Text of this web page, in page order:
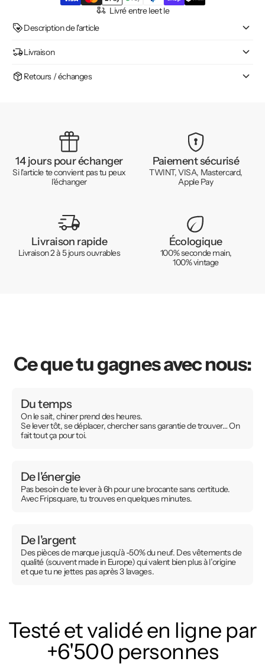
Livré entre leet le
Description de l'article
Livraison
Retours / échanges
14 jours pour échanger
Si l'article te convient pas tu peux
l'échanger
Paiement sécurisé
TWINT, VISA, Mastercard,
Apple Pay
Livraison rapide
Livraison 2 à 5 jours ouvrables
Écologique
100% seconde main,
100% vintage
Ce que tu gagnes avec nous:
Du temps
On le sait, chiner prend des heures.
Se lever tôt, se déplacer, chercher sans garantie de trouver… On
fait tout ça pour toi.
De l'énergie
Pas besoin de te lever à 6h pour une brocante sans certitude.
Avec Fripsquare, tu trouves en quelques minutes.
De l'argent
Des pièces de marque jusqu’à -50% du neuf. Des vêtements de
qualité (souvent made in Europe) qui valent bien plus à l’origine
et que tu ne jettes pas après 3 lavages.
Testé et validé en ligne par
+6'500 personnes